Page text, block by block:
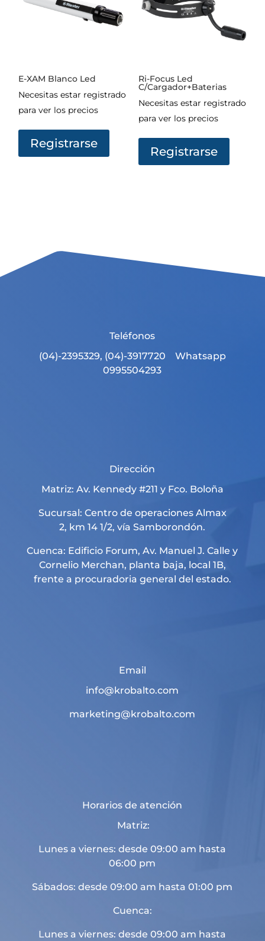
E-XAM Blanco Led
Necesitas estar registrado
para ver los precios
Registrarse
Ri-Focus Led
C/Cargador+Baterias
Necesitas estar registrado
para ver los precios
Registrarse
Teléfonos
(04)-2395329, (04)-3917720 Whatsapp
0995504293
Dirección
Matriz: Av. Kennedy #211 y Fco. Boloña
Sucursal: Centro de operaciones Almax
2, km 14 1/2, vía Samborondón.
Cuenca: Edificio Forum, Av. Manuel J. Calle y
Cornelio Merchan, planta baja, local 1B,
frente a procuradoria general del estado.
Email
info@krobalto.com
marketing@krobalto.com
Horarios de atención
Matriz:
Lunes a viernes: desde 09:00 am hasta
06:00 pm
Sábados: desde 09:00 am hasta 01:00 pm
Cuenca:
Lunes a viernes: desde 09:00 am hasta